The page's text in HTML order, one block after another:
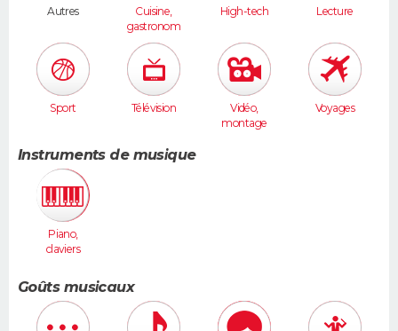
Autres
Cuisine,
gastronom
ie
High-tech Lecture
Sport Télévision
Vidéo,
montage
Voyages
Instruments de musique
Piano,
claviers
Goûts musicaux